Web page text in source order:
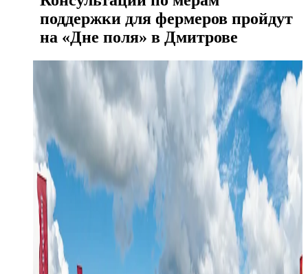
поддержки для фермеров пройдут
на «Дне поля» в Дмитрове